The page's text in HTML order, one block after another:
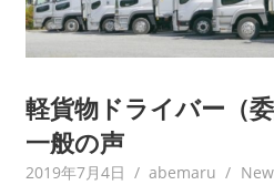
軽貨物ドライバー（
一般の声
2019年7月4日 abemaru